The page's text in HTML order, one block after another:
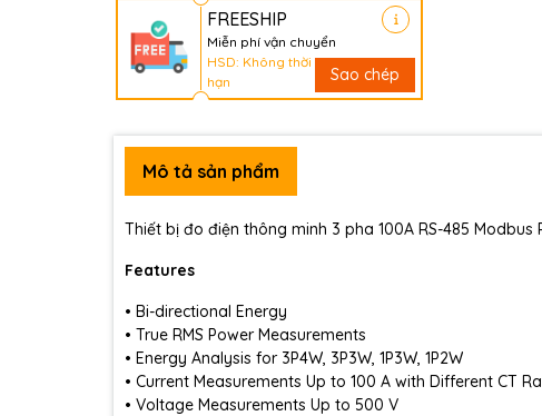
FREESHIP
Miễn phí vận chuyển
HSD: Không thời
hạn
Sao chép
Mô tả sản phẩm
Thiết bị đo điện thông minh 3 pha 100A RS-485 Modbus
Features
• Bi-directional Energy
• True RMS Power Measurements
• Energy Analysis for 3P4W, 3P3W, 1P3W, 1P2W
• Current Measurements Up to 100 A with Different CT
• Voltage Measurements Up to 500 V